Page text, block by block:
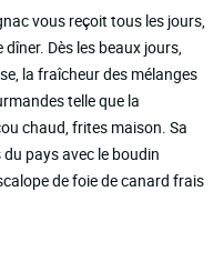
vous reçoit tous les jours,
Dès les beaux jours,
la fraîcheur des mélanges
telle que la
chaud, frites maison. Sa
pays avec le boudin
de foie de canard frais